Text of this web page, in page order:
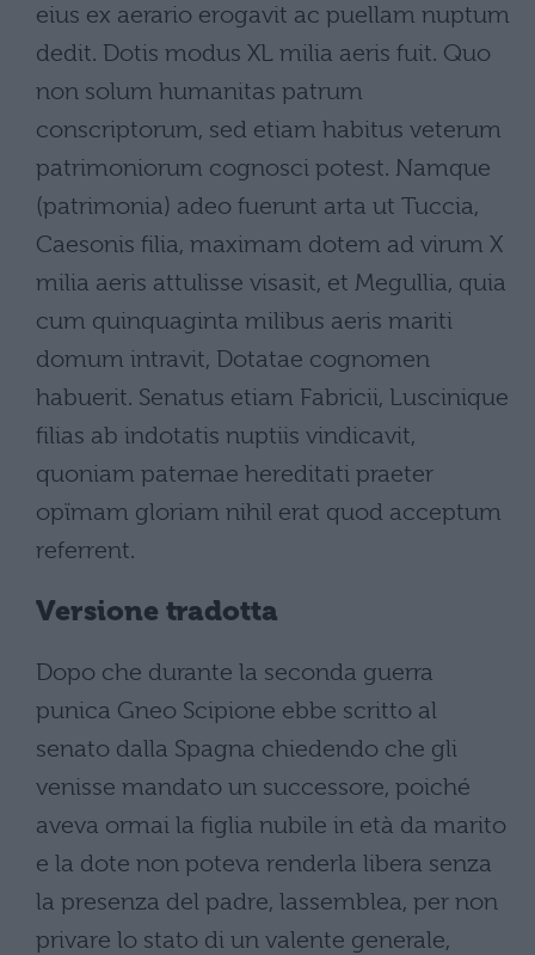
eius ex aerario erogavit ac puellam nuptum
dedit. Dotis modus XL milia aeris fuit. Quo
non solum humanitas patrum
conscriptorum, sed etiam habitus veterum
patrimoniorum cognosci potest. Namque
(patrimonia) adeo fuerunt arta ut Tuccia,
Caesonis filia, maximam dotem ad virum X
milia aeris attulisse visasit, et Megullia, quia
cum quinquaginta milibus aeris mariti
domum intravit, Dotatae cognomen
habuerit. Senatus etiam Fabricii, Luscinique
filias ab indotatis nuptiis vindicavit,
quoniam paternae hereditati praeter
opïmam gloriam nihil erat quod acceptum
referrent.
Versione tradotta
Dopo che durante la seconda guerra
punica Gneo Scipione ebbe scritto al
senato dalla Spagna chiedendo che gli
venisse mandato un successore, poiché
aveva ormai la figlia nubile in età da marito
e la dote non poteva renderla libera senza
la presenza del padre, lassemblea, per non
privare lo stato di un valente generale,